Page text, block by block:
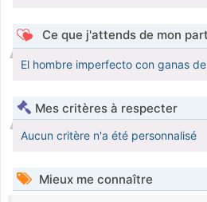
Ce que j'attends de mon
El hombre imperfecto con ganas
Mes critères à respecter
Aucun critère n'a été personnalisé
Mieux me connaître